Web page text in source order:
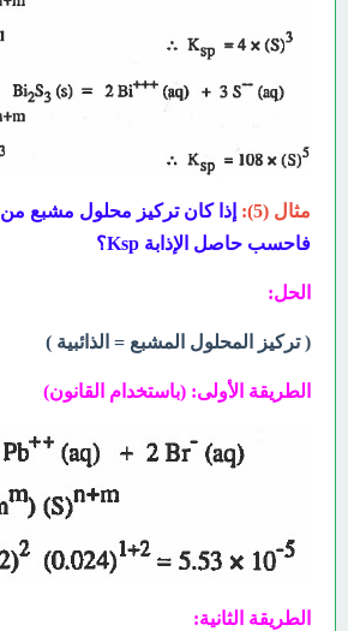
مثال (5): إذا كان تركيز محلول مشبع من PbBr
فاحسب حاصل الإذابة Ksp؟
الحل:
( تركيز المحلول المشبع = الذائبية )
الطريقة الأولى: (باستخدام القانون)
الطريقة الثانية: